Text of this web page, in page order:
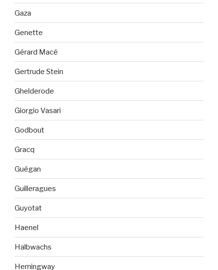
Gaza
Genette
Gérard Macé
Gertrude Stein
Ghelderode
Giorgio Vasari
Godbout
Gracq
Guégan
Guilleragues
Guyotat
Haenel
Halbwachs
Hemingway